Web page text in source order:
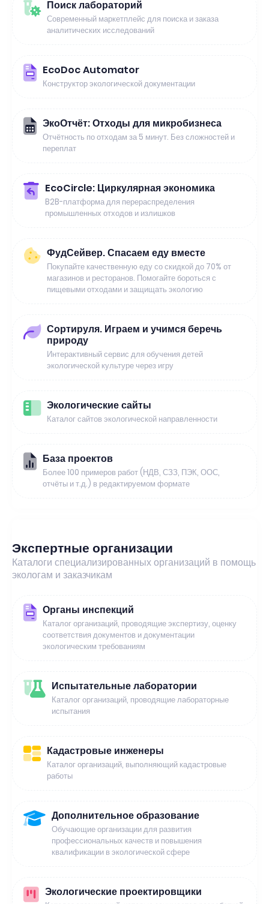
Поиск лабораторий
Современный маркетплейс для поиска и заказа
аналитических исследований
EcoDoc Automator
Конструктор экологической документации
ЭкоОтчёт: Отходы для микробизнеса
Отчётность по отходам за 5 минут. Без сложностей и
переплат
EcoCircle: Циркулярная экономика
B2B-платформа для перераспределения
промышленных отходов и излишков
ФудСейвер. Спасаем еду вместе
Покупайте качественную еду со скидкой до 70% от
магазинов и ресторанов. Помогайте бороться с
пищевыми отходами и защищать экологию
Сортируля. Играем и учимся беречь
природу
Интерактивный сервис для обучения детей
экологической культуре через игру
Экологические сайты
Каталог сайтов экологической направленности
База проектов
Более 100 примеров работ (НДВ, СЗЗ, ПЭК, ООС,
отчёты и т.д.) в редактируемом формате
Экспертные организации
Каталоги специализированных организаций в помощь
экологам и заказчикам
Органы инспекций
Каталог организаций, проводящие экспертизу, оценку
соответствия документов и документации
экологическим требованиям
Испытательные лаборатории
Каталог организаций, проводящие лабораторные
испытания
Кадастровые инженеры
Каталог организаций, выполняющий кадастровые
работы
Дополнительное образование
Обучающие организации для развития
профессиональных качеств и повышения
квалификации в экологической сфере
Экологические проектировщики